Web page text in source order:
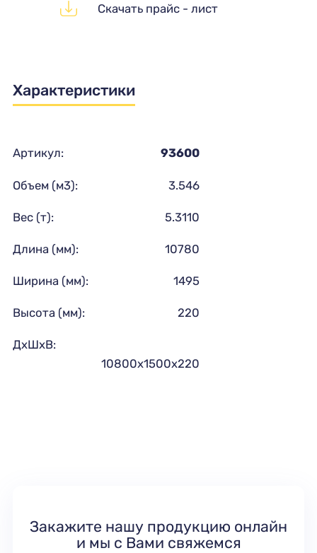
Скачать прайс - лист
Характеристики
Артикул: 93600
Объем (м3): 3.546
Вес (т): 5.3110
Длина (мм): 10780
Ширина (мм): 1495
Высота (мм): 220
ДхШхВ:
10800х1500х220
Закажите нашу продукцию онлайн
и мы с Вами свяжемся